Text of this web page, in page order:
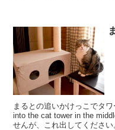
まるとの追いかけっこでタ
into the cat tower in the middle of tag play. ま
せんが、これ出してください